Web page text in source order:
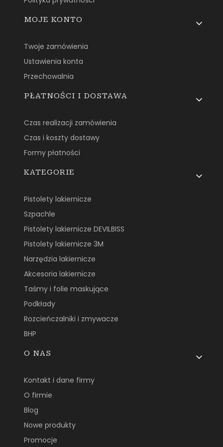
MOJE KONTO
Twoje zamówienia
Ustawienia konta
Przechowalnia
PŁATNOŚCI I DOSTAWA
Czas realizacji zamówienia
Czas i koszty dostawy
Formy płatności
KATEGORIE
Pistolety lakiernicze
Szpachle
Pistolety lakiernicze DEVILBISS
Pistolety lakiernicze 3M
Narzędzia lakiernicze
Akcesoria lakiernicze
Taśmy i folie maskujące
Podkłady
Rozcieńczalniki i zmywacze
BHP
O NAS
Kontakt i dane firmy
O firmie
Blog
Nowe produkty
Promocje